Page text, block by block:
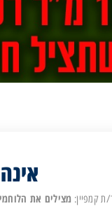
ת קמפיין: מצילים את